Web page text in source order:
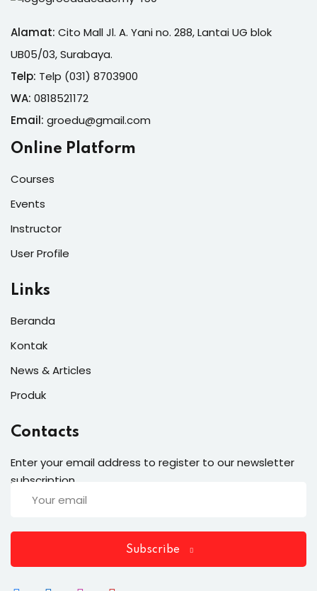
Alamat: Cito Mall Jl. A. Yani no. 288, Lantai UG blok
UB05/03, Surabaya.
Telp: Telp (031) 8703900
WA: 0818521172
Email: groedu@gmail.com
Online Platform
Courses
Events
Instructor
User Profile
Links
Beranda
Kontak
News & Articles
Produk
Contacts
Enter your email address to register to our newsletter
subscription
Subscribe